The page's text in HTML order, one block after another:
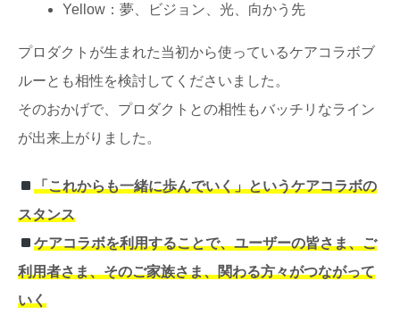
Yellow：夢、ビジョン、光、向かう先
プロダクトが生まれた当初から使っているケアコラボブ
ルーとも相性を検討してくださいました。
そのおかげで、プロダクトとの相性もバッチリなライン
が出来上がりました。
「これからも一緒に歩んでいく」というケアコラボの
スタンス
ケアコラボを利用することで、ユーザーの皆さま、ご
利用者さま、そのご家族さま、関わる方々がつながって
いく